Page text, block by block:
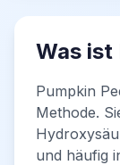
Was ist
Pumpkin
Methode.
und häufig